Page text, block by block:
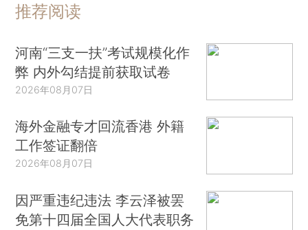
推荐阅读
河南“三支一扶”考试规模化作
弊 内外勾结提前获取试卷
2026年08月07日
海外金融专才回流香港 外籍
工作签证翻倍
2026年08月07日
因严重违纪违法 李云泽被罢
免第十四届全国人大代表职务